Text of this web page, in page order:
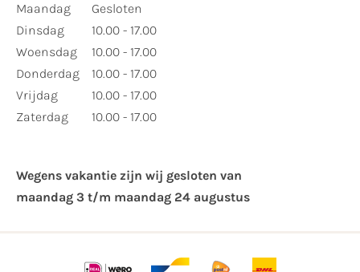
Maandag
Dinsdag
Woensdag
Donderdag
Vrijdag
Zaterdag
Gesloten
10.00 - 17.00
10.00 - 17.00
10.00 - 17.00
10.00 - 17.00
10.00 - 17.00
Wegens vakantie zijn wij gesloten van ​
maandag 3 t/m maandag 24 augustus